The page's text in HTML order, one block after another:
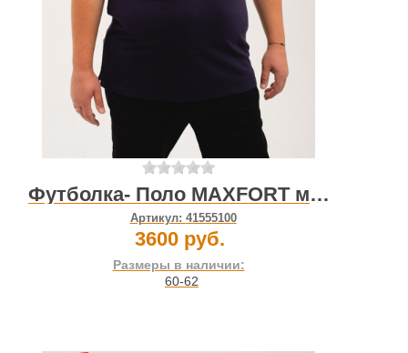
Футболка- Поло MAXFORT мужская
Артикул: 41555100
3600 руб.
Размеры в наличии:
60-62